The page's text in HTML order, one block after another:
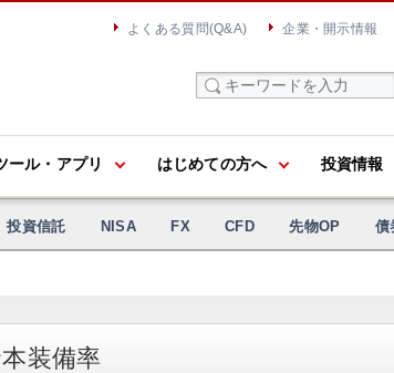
よくある質問(Q&A) 企業・開示情報
ール・アプリ はじめての方へ 投資情報
投資信託 NISA FX CFD 先物OP 債
装備率